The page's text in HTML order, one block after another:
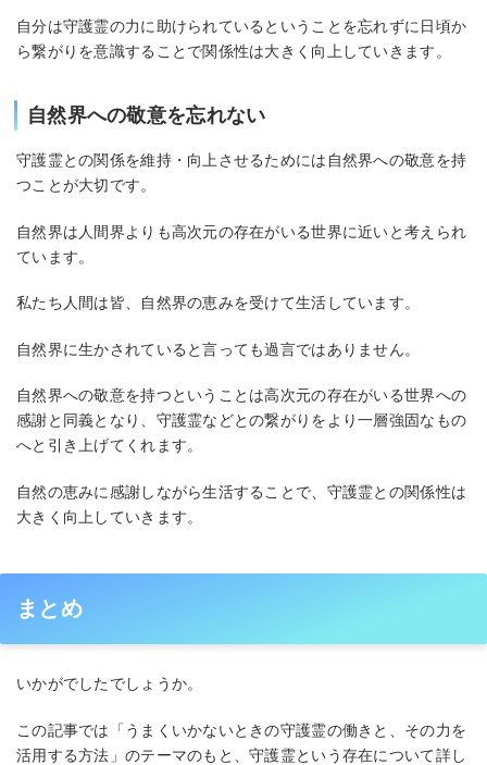
自分は守護霊の力に助けられているということを忘れずに日頃か
ら繋がりを意識することで関係性は大きく向上していきます。
自然界への敬意を忘れない
守護霊との関係を維持・向上させるためには自然界への敬意を持
つことが大切です。
自然界は人間界よりも高次元の存在がいる世界に近いと考えられ
ています。
私たち人間は皆、自然界の恵みを受けて生活しています。
自然界に生かされていると言っても過言ではありません。
自然界への敬意を持つということは高次元の存在がいる世界への
感謝と同義となり、守護霊などとの繋がりをより一層強固なもの
へと引き上げてくれます。
自然の恵みに感謝しながら生活することで、守護霊との関係性は
大きく向上していきます。
まとめ
いかがでしたでしょうか。
この記事では「うまくいかないときの守護霊の働きと、その力を
活用する方法」のテーマのもと、守護霊という存在について詳し